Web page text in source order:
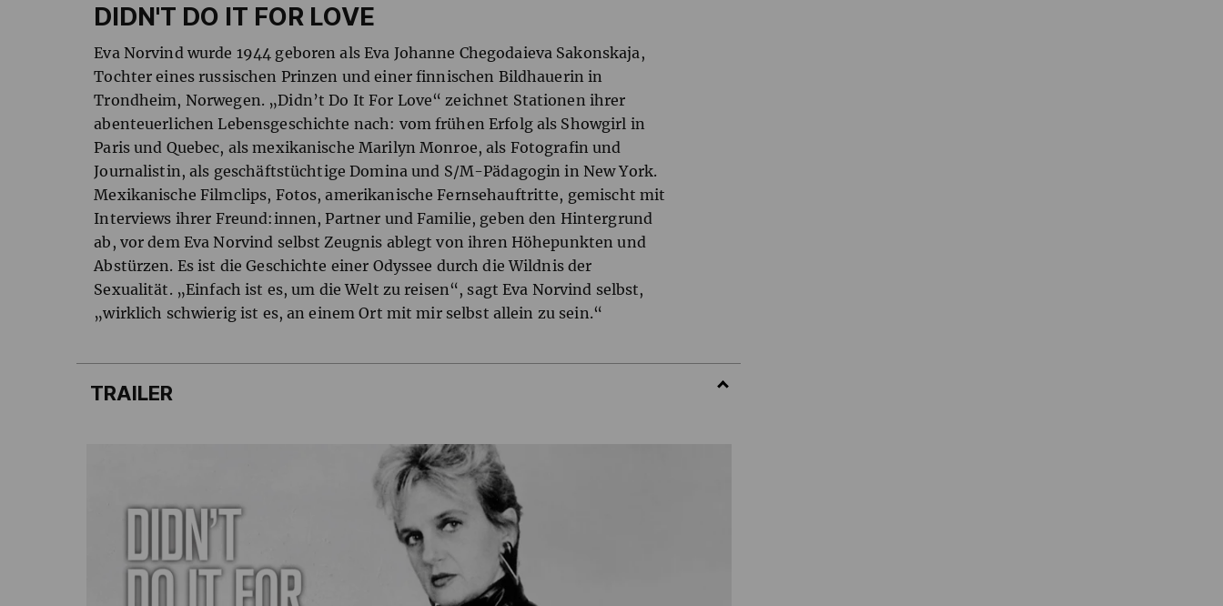
DIDN'T DO IT FOR LOVE
Eva Norvind wurde 1944 geboren als Eva Johanne Chegodaieva Sakonskaja,
Tochter eines russischen Prinzen und einer finnischen Bildhauerin in
Trondheim, Norwegen. „Didn’t Do It For Love“ zeichnet Stationen ihrer
abenteuerlichen Lebensgeschichte nach: vom frühen Erfolg als Showgirl in
Paris und Quebec, als mexikanische Marilyn Monroe, als Fotografin und
Journalistin, als geschäftstüchtige Domina und S/M-Pädagogin in New York.
Mexikanische Filmclips, Fotos, amerikanische Fernsehauftritte, gemischt mit
Interviews ihrer Freund:innen, Partner und Familie, geben den Hintergrund
ab, vor dem Eva Norvind selbst Zeugnis ablegt von ihren Höhepunkten und
Abstürzen. Es ist die Geschichte einer Odyssee durch die Wildnis der
Sexualität. „Einfach ist es, um die Welt zu reisen“, sagt Eva Norvind selbst,
„wirklich schwierig ist es, an einem Ort mit mir selbst allein zu sein.“
TRAILER